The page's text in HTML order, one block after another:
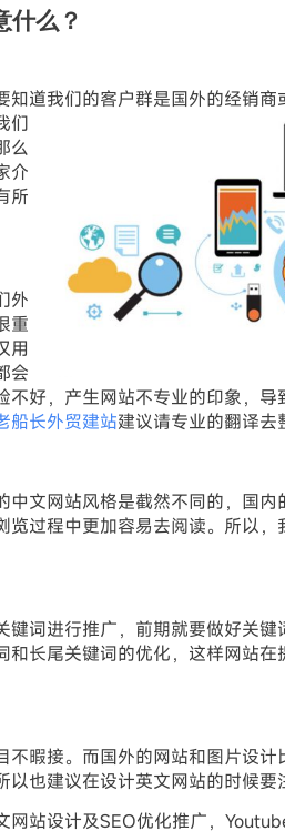
什么？
知道我们的客户群是国外的经销
们
么
介
所
外
重
用
会
不好，产生网站不专业的印象，
船长外贸建站建议请专业的翻译去
中文网站风格是截然不同的，国
览过程中更加容易去阅读。所以
键词进行推广，前期就要做好关
和长尾关键词的优化，这样网站
不暇接。而国外的网站和图片设
也建议在设计英文网站的时候要
网站设计及SEO优化推广，